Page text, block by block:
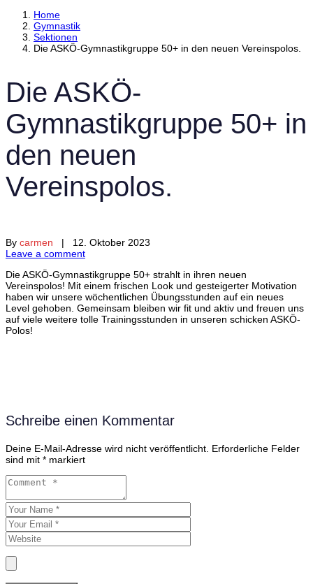
Home
Gymnastik
Sektionen
Die ASKÖ-Gymnastikgruppe 50+ in den neuen Vereinspolos.
Die ASKÖ-
Gymnastikgruppe 50+ in
den neuen
Vereinspolos.
By carmen | 12. Oktober 2023
Leave a comment
Die ASKÖ-Gymnastikgruppe 50+ strahlt in ihren neuen
Vereinspolos! Mit einem frischen Look und gesteigerter Motivation
haben wir unsere wöchentlichen Übungsstunden auf ein neues
Level gehoben. Gemeinsam bleiben wir fit und aktiv und freuen uns
auf viele weitere tolle Trainingsstunden in unseren schicken ASKÖ-
Polos!
Schreibe einen Kommentar
Deine E-Mail-Adresse wird nicht veröffentlicht. Erforderliche Felder
sind mit * markiert